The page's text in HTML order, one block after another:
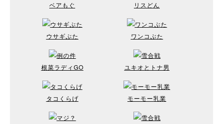
ベアもぐ リスどん
ウサギぶた ワンコぶた
根菜ラディGO ユキオとトナ男
タコくらげ モーモー乳業